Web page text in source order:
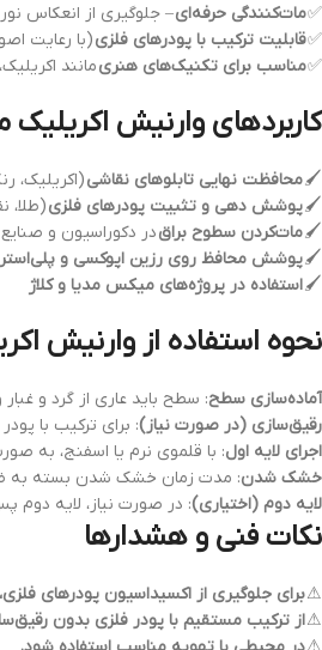
✅مات‌کنندگی حرفه‌ای– جلوگیری از انعکاس
✅قابلیت ترکیب با پودرهای فلزی(با رعایت
✅مناسب برای تکنیک‌های هنریمانند
کاربردهای وارنیش اکریلیک
🖌محافظت نهایی تابلوهای نقاشی(اکریلیک،
🖌پوشش دهی و تثبیت پودرهای فلزی(طلا،
🖌مات‌کردن سطوح براقدر دکوراسیون و
🖌پوشش محافظ روی رزین اپوکسی و پلی‌استر
🖌استفاده در پروژه‌های میکس مدیا و کلاژ
نحوه استفاده از وارنیش
آماده‌سازی سطح: سطح باید عاری از گرد و
رقیق‌سازی (در صورت نیاز): برای ترکیب با پودر
اجرای لایه اول: با قلموی نرم یا اسفنج، به
خشک شدن: مدت زمان خشک شدن بسته به ضخامت
لایه دوم (اختیاری): در صورت نیاز، لایه
نکات فنی و هشدارها
⚠برای جلوگیری از اکسیداسیون پودرهای
⚠از ترکیب مستقیم با پودر فلزی بدون